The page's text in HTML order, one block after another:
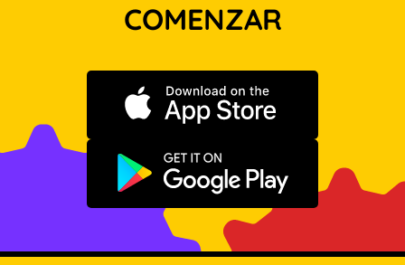
COMENZAR
Descargar en App Store
Disponible en Google Play